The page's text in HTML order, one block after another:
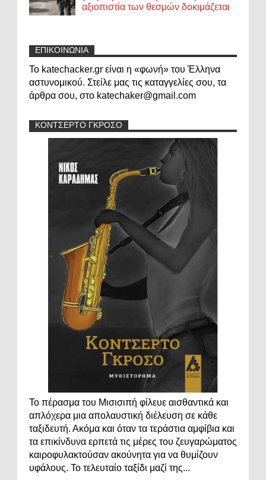
αξιοπιστία των θεσμών δοκιμάζεται
ΕΠΙΚΟΙΝΩΝΙΑ
Το katechacker.gr είναι η «φωνή» του Έλληνα
αστυνομικού. Στείλε μας τις καταγγελίες σου, τα
άρθρα σου, στο katechaker@gmail.com
ΚΟΝΤΣΕΡΤΟ ΓΚΡΟΣΟ
Το πέρασμα του Μισισιπή φίλευε αισθαντικά και
απλόχερα μια απολαυστική διέλευση σε κάθε
ταξιδευτή. Ακόμα και όταν τα τεράστια αμφίβια και
τα επικίνδυνα ερπετά τις μέρες του ζευγαρώματος
καιροφυλακτούσαν ακούνητα για να θυμίζουν
υφάλους. Το τελευταίο ταξίδι μαζί της...